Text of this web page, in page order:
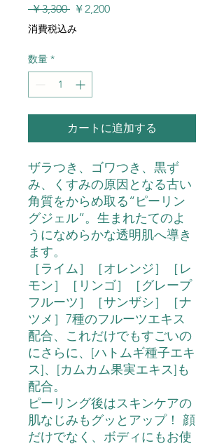
￥3,300 通
常
価
￥2,200セ
消費税込み
数量 *
カートに追加する
ザラつき、ゴワつき、黒ず
み、くすみの原因となる古い
角質をからめ取る“ピーリン
グジェル”。生まれたてのよ
うになめらかな透明肌へ導き
ます。
［ライム］［オレンジ］［レ
モン］［リンゴ］［グレープ
フルーツ］［サンザシ］［ナ
ツメ］7種のフルーツエキス
配合、これだけでもすごいの
にさらに、[ハトムギ種子エキ
ス]、[カムカム果実エキス]も
配合。
ピーリング後はスキンケアの
肌なじみもグッとアップ！ 顔
だけでなく、ボディにもお使